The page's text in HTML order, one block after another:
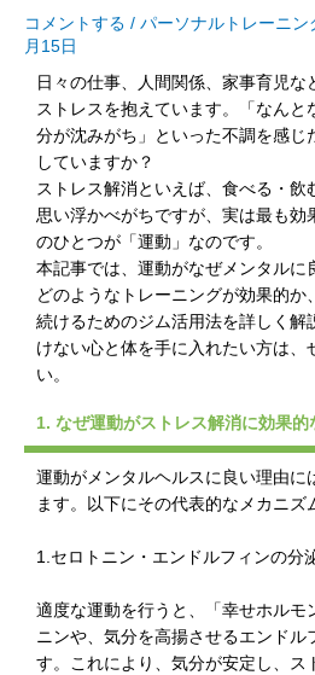
コメントする / パーソナルトレーニン
月15日
日々の仕事、人間関係、家事育児な
ストレスを抱えています。「なんと
分が沈みがち」といった不調を感じ
していますか？
ストレス解消といえば、食べる・
思い浮かべがちですが、実は最も効
のひとつが「運動」なのです。
本記事では、運動がなぜメンタルに
どのようなトレーニングが効果的か
続けるためのジム活用法を詳しく解
けない心と体を手に入れたい方は、
い。
1. なぜ運動がストレス解消に効果的
運動がメンタルヘルスに良い理由に
ます。以下にその代表的なメカニズ
1.セロトニン・エンドルフィンの分
適度な運動を行うと、「幸せホルモ
ニンや、気分を高揚させるエンドル
す。これにより、気分が安定し、ス